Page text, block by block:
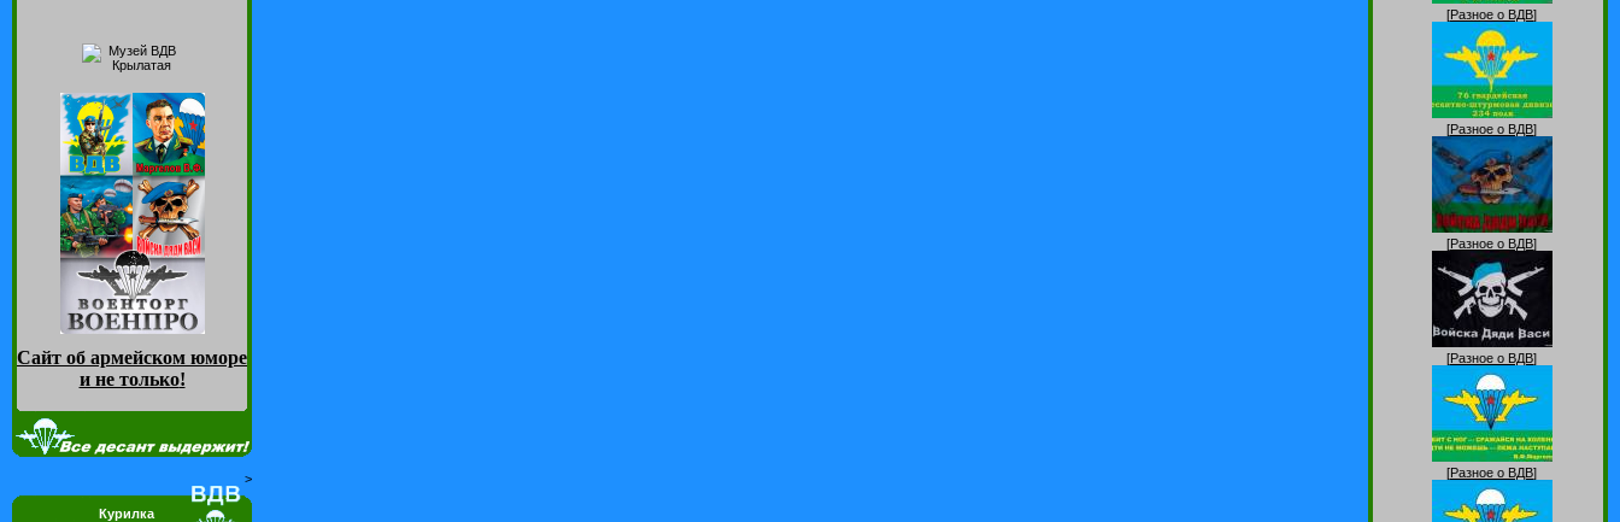
Сайт об армейском юморе
и не только!
>
Курилка
[Разное о ВДВ]
[Разное о ВДВ]
[Разное о ВДВ]
[Разное о ВДВ]
[Разное о ВДВ]